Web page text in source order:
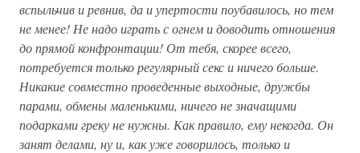
вспыльчив и ревнив, да и упертости поубавилось, но тем
не менее! Не надо играть с огнем и доводить отношения
до прямой конфронтации! От тебя, скорее всего,
потребуется только регулярный секс и ничего больше.
Никакие совместно проведенные выходные, дружбы
парами, обмены маленькими, ничего не значащими
подарками греку не нужны. Как правило, ему некогда. Он
занят делами, ну и, как уже говорилось, только и